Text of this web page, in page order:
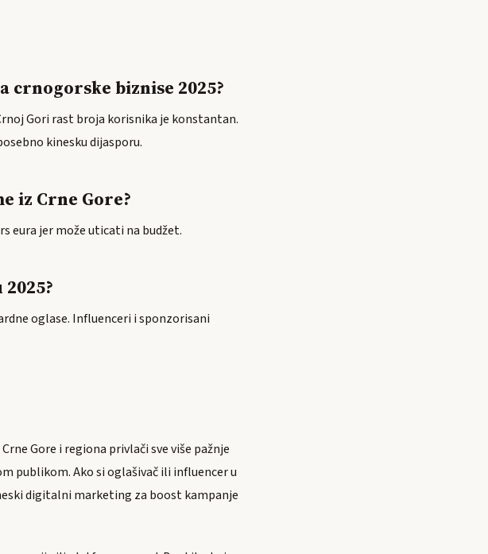
crnogorske biznise 2025?
Gori rast broja korisnika je konstantan.
kinesku dijasporu.
iz Crne Gore?
eura jer može uticati na budžet.
oglase. Influenceri i sponzorisani
Gore i regiona privlači sve više pažnje
publikom. Ako si oglašivač ili influencer u
digitalni marketing za boost kampanje